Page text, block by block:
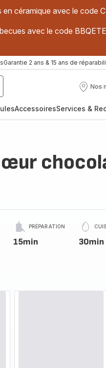
céramique avec le code
avec le code
Garantie 2 ans & 15 ans de
Nos
Nos
AccessoiresServices &
PRÉPARATION
15min 30min